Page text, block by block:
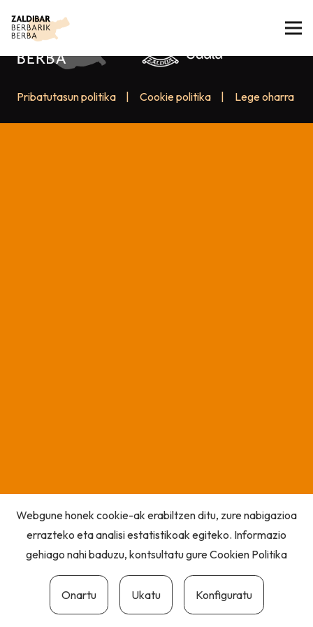
Pribatutasun politika Cookie politika Lege oharra
Webgune honek cookie-ak erabiltzen ditu, zure nabigazioa
errazteko eta analisi estatistikoak egiteko. Informazio
gehiago nahi baduzu, kontsultatu gureCookien Politika
Onartu Ukatu Konfiguratu